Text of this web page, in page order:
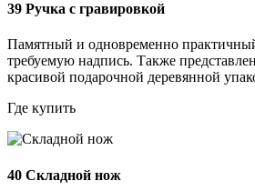
39 Ручка с гравировкой
Памятный и одновременно
требуемую надпись. Также
красивой подарочной деревянной
Где купить
40 Складной нож